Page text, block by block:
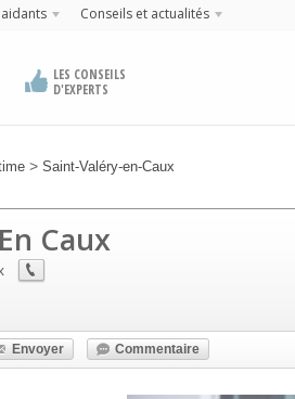
Conseils et actualités
LES CONSEILS
D'EXPERTS
> Saint-Valéry-en-Caux
Caux
Envoyer Commentaire